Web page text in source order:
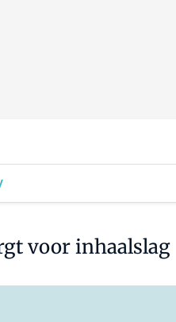
voor inhaalslag